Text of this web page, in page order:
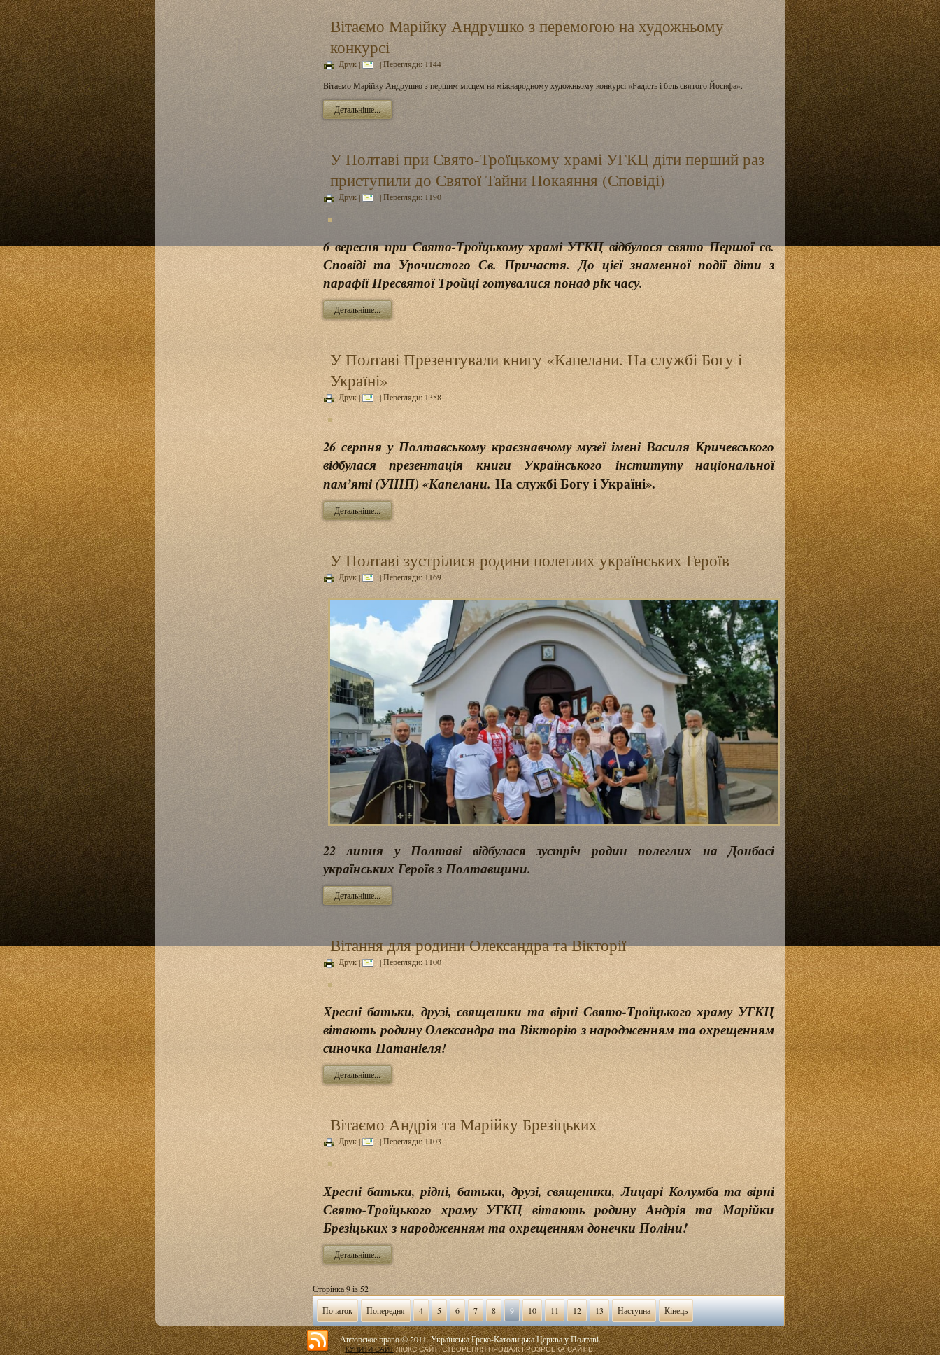
Вітаємо Марійку Андрушко з перемогою на художньому
конкурсі
Друк|
| Перегляди: 1144
Вітаємо Марійку Андрушко з першим місцем на міжнародному художньому конкурсі «Радість і біль святого Йосифа».
Детальніше...
У Полтаві при Свято-Троїцькому храмі УГКЦ діти перший раз
приступили до Святої Тайни Покаяння (Сповіді)
Друк | | Перегляди: 1190
6 вересня при Свято-Троїцькому храмі УГКЦ відбулося свято Першої св.
Сповіді та Урочистого Св. Причастя. До цієї знаменної події діти з
парафії Пресвятої Тройці готувалися понад рік часу.
Детальніше...
У Полтаві Презентували книгу «Капелани. На службі Богу і
Україні»
Друк| | Перегляди: 1358
26 серпня у Полтавському краєзнавчому музеї імені Василя Кричевського
відбулася презентація книги Українського інституту національної
пам’яті (УІНП) «Капелани.На службі Богу і Україні».
Детальніше...
У Полтаві зустрілися родини полеглих українських Героїв
Друк| | Перегляди: 1169
22 липня у Полтаві відбулася зустріч родин полеглих на Донбасі
українських Героїв з Полтавщини.
Детальніше...
Вітання для родини Олександра та Вікторії
Друк| | Перегляди: 1100
Хресні батьки, друзі, священики та вірні Свято-Троїцького храму УГКЦ
вітають родину Олександра та Вікторію з народженням та охрещенням
синочка Натаніеля!
Детальніше...
Вітаємо Андрія та Марійку Брезіцьких
Друк| | Перегляди: 1103
Хресні батьки, рідні, батьки, друзі, священики, Лицарі Колумба та вірні
Свято-Троїцького храму УГКЦ вітають родину Андрія та Марійки
Брезіцьких з народженням та охрещенням донечки Поліни!
Детальніше...
Сторінка 9 із 52
Початок
Попередня 4 5 6 7 8 9 10 11 12 13 Наступна Кінець
Авторское право © 2011. Українська Греко-Католицька Церква у Полтаві.
КУПИТИ САЙТЛЮКС САЙТ: СТВОРЕННЯ ПРОДАЖ І РОЗРОБКА САЙТІВ.